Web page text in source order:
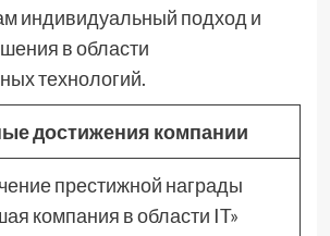
индивидуальный подход и
в области
технологий.
достижения компании
престижной награды
компания в области IT»